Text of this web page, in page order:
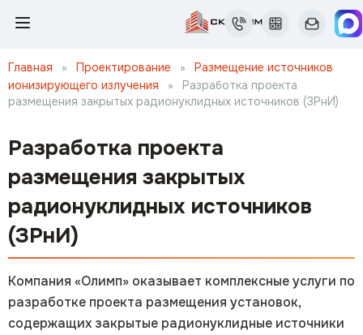
Главная » Проектирование »
Размещение источников
ионизирующего излучения
»
Разработка проекта
размещения закрытых радионуклидных источников (ЗРнИ)
Разработка проекта
размещения закрытых
радионуклидных источников
(ЗРнИ)
Компания «Олимп» оказывает комплексные услуги по
разработке проекта размещения установок,
содержащих закрытые радионуклидные источники